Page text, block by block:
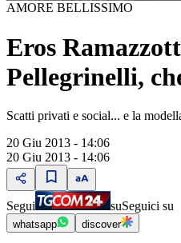
AMORE BELLISSIMO
Eros
Pellegrinelli,
Scatti privati e social... e la
20 Giu 2013 - 14:06
20 Giu 2013 - 14:06
Segui suSeguici su
whatsapp discover